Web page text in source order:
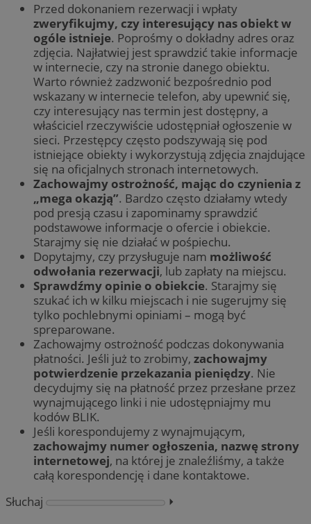
Przed dokonaniem rezerwacji i wpłaty
zweryfikujmy, czy interesujący nas obiekt w
ogóle istnieje. Poprośmy o dokładny adres oraz
zdjęcia. Najłatwiej jest sprawdzić takie informacje
w internecie, czy na stronie danego obiektu.
Warto również zadzwonić bezpośrednio pod
wskazany w internecie telefon, aby upewnić się,
czy interesujący nas termin jest dostępny, a
właściciel rzeczywiście udostępniał ogłoszenie w
sieci. Przestępcy często podszywają się pod
istniejące obiekty i wykorzystują zdjęcia znajdujące
się na oficjalnych stronach internetowych.
Zachowajmy ostrożność, mając do czynienia z
„mega okazją”. Bardzo często działamy wtedy
pod presją czasu i zapominamy sprawdzić
podstawowe informacje o ofercie i obiekcie.
Starajmy się nie działać w pośpiechu.
Dopytajmy, czy przysługuje nam możliwość
odwołania rezerwacji, lub zapłaty na miejscu.
Sprawdźmy opinie o obiekcie. Starajmy się
szukać ich w kilku miejscach i nie sugerujmy się
tylko pochlebnymi opiniami – mogą być
spreparowane.
Zachowajmy ostrożność podczas dokonywania
płatności. Jeśli już to zrobimy, zachowajmy
potwierdzenie przekazania pieniędzy. Nie
decydujmy się na płatność przez przesłane przez
wynajmującego linki i nie udostępniajmy mu
kodów BLIK.
Jeśli korespondujemy z wynajmującym,
zachowajmy numer ogłoszenia, nazwę strony
internetowej, na której je znaleźliśmy, a także
całą korespondencję i dane kontaktowe.
Słuchaj
⏵︎